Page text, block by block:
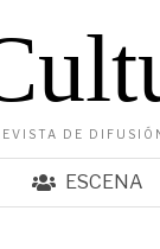
DE
ESCENA